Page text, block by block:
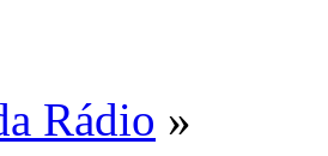
Rádio »